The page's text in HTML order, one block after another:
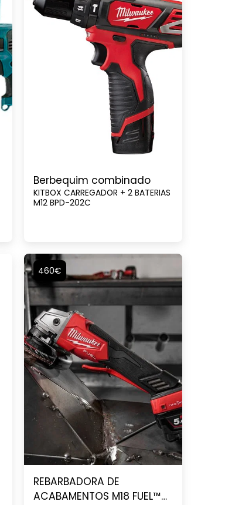
Berbequim combinado
KITBOX CARREGADOR + 2 BATERIAS
M12 BPD-202C
460€
REBARBADORA DE
ACABAMENTOS M18 FUEL™